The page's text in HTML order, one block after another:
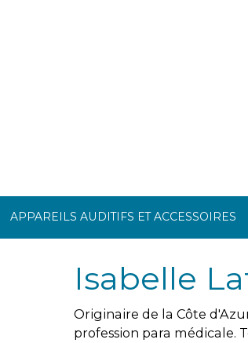
APPAREILS AUDITIFS ET ACCESSOIRES
Isabelle
Originaire de la Côte
profession para médicale.